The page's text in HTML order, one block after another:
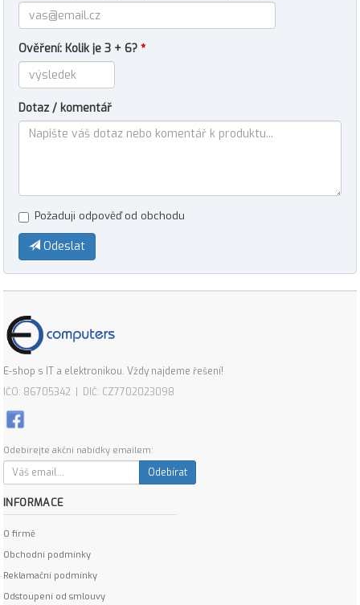
Ověření: Kolik je 3 + 6? *
Dotaz / komentář
Požaduji odpověď od obchodu
Odeslat
E-shop s IT a elektronikou. Vždy najdeme řešení!
IČO: 86705342 | DIČ: CZ7702023098
Odebírejte akční nabídky emailem:
Odebírat
INFORMACE
O firmě
Obchodní podmínky
Reklamační podmínky
Odstoupení od smlouvy